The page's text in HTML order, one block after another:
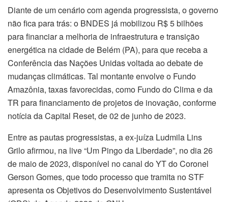
Diante de um cenário com agenda progressista, o governo
não fica para trás: o BNDES já mobilizou R$ 5 bilhões
para financiar a melhoria de infraestrutura e transição
energética na cidade de Belém (PA), para que receba a
Conferência das Nações Unidas voltada ao debate de
mudanças climáticas. Tal montante envolve o Fundo
Amazônia, taxas favorecidas, como Fundo do Clima e da
TR para financiamento de projetos de inovação, conforme
notícia da Capital Reset, de 02 de junho de 2023.
Entre as pautas progressistas, a ex-juíza Ludmila Lins
Grilo afirmou, na live “Um Pingo da Liberdade”, no dia 26
de maio de 2023, disponível no canal do YT do Coronel
Gerson Gomes, que todo processo que tramita no STF
apresenta os Objetivos do Desenvolvimento Sustentável